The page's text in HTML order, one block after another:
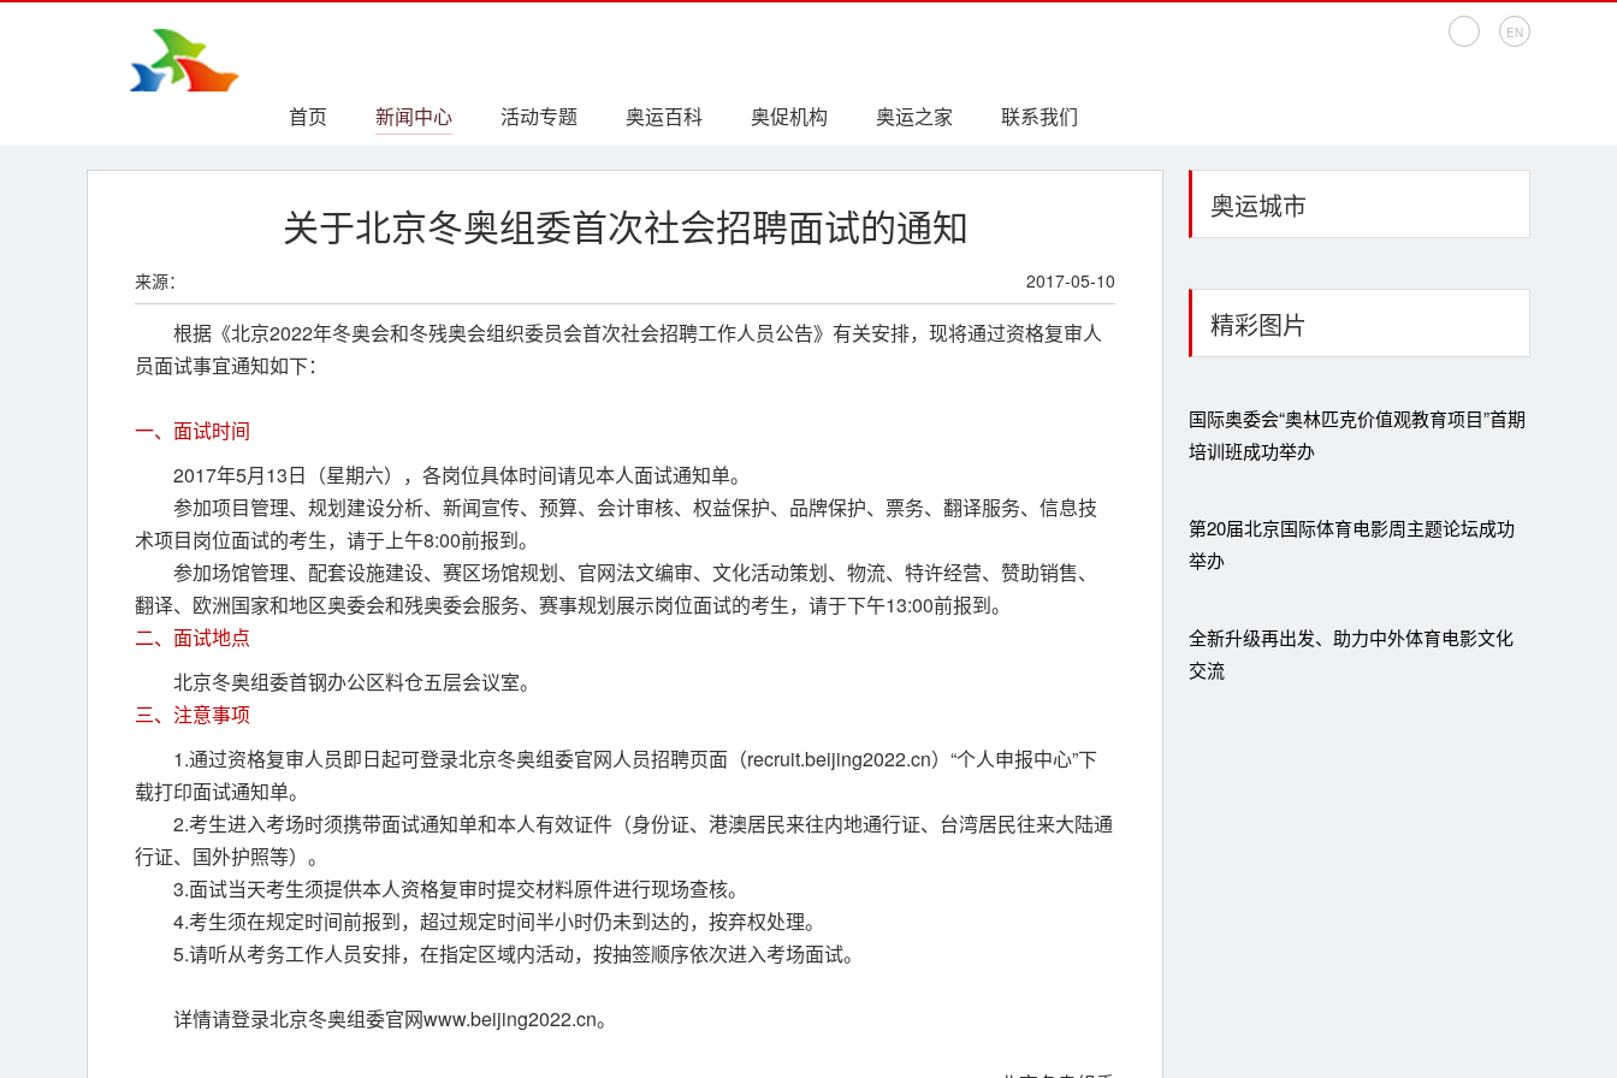
EN
首页 新闻中心 活动专题 奥运百科 奥促机构 奥运之家 联系我们
关于北京冬奥组委首次社会招聘面试的通知
来源： 2017-05-10
根据《北京2022年冬奥会和冬残奥会组织委员会首次社会招聘工作人员公告》有关安排，现将通过资格复审人
员面试事宜通知如下：
一、面试时间
2017年5月13日（星期六），各岗位具体时间请见本人面试通知单。
参加项目管理、规划建设分析、新闻宣传、预算、会计审核、权益保护、品牌保护、票务、翻译服务、信息技
术项目岗位面试的考生，请于上午8:00前报到。
参加场馆管理、配套设施建设、赛区场馆规划、官网法文编审、文化活动策划、物流、特许经营、赞助销售、
翻译、欧洲国家和地区奥委会和残奥委会服务、赛事规划展示岗位面试的考生，请于下午13:00前报到。
二、面试地点
北京冬奥组委首钢办公区料仓五层会议室。
三、注意事项
1.通过资格复审人员即日起可登录北京冬奥组委官网人员招聘页面（recruit.beijing2022.cn）“个人申报中心”下
载打印面试通知单。
2.考生进入考场时须携带面试通知单和本人有效证件（身份证、港澳居民来往内地通行证、台湾居民往来大陆通
行证、国外护照等）。
3.面试当天考生须提供本人资格复审时提交材料原件进行现场查核。
4.考生须在规定时间前报到，超过规定时间半小时仍未到达的，按弃权处理。
5.请听从考务工作人员安排，在指定区域内活动，按抽签顺序依次进入考场面试。
详情请登录北京冬奥组委官网www.beijing2022.cn。
奥运城市
精彩图片
国际奥委会“奥林匹克价值观教育项目”首期
培训班成功举办
第20届北京国际体育电影周主题论坛成功
举办
全新升级再出发、助力中外体育电影文化
交流